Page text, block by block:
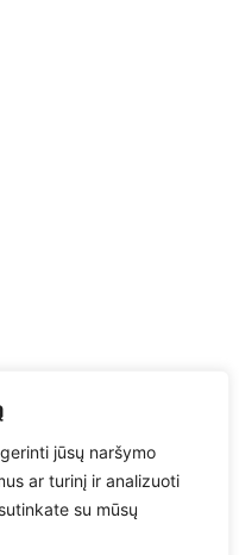
jūsų naršymo
ar turinį ir analizuoti
su mūsų